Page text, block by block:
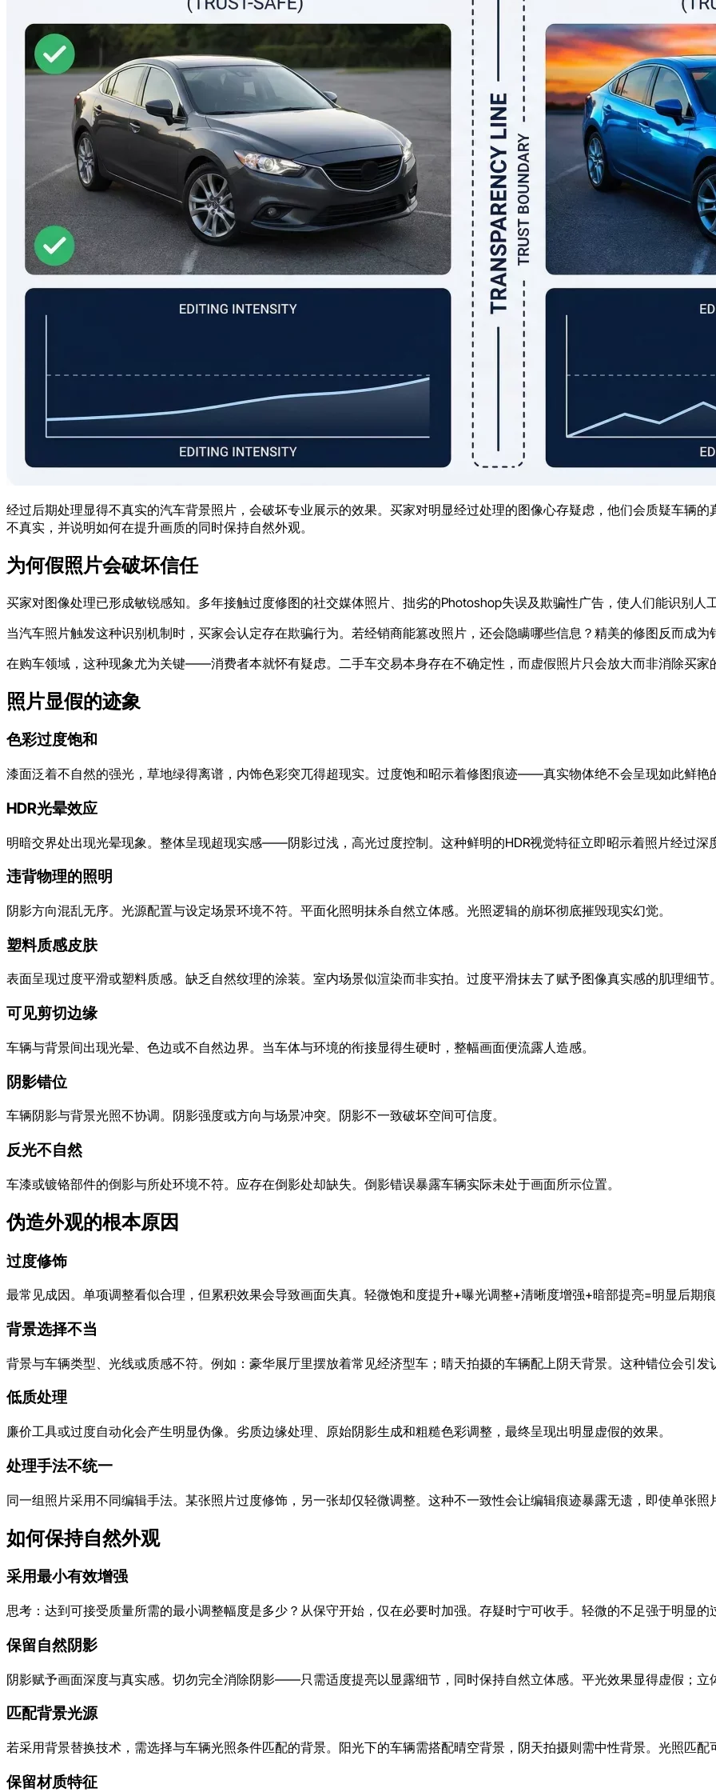
经过后期处理显得不真实的汽车背景照片，会破坏专业展示的效果。买家对明显经过处理的图像心存疑虑，他们会质疑车辆
不真实，并说明如何在提升画质的同时保持自然外观。
为何假照片会破坏信任
买家对图像处理已形成敏锐感知。多年接触过度修图的社交媒体照片、拙劣的Photoshop失误及欺骗性广告，使人们能识别人
当汽车照片触发这种识别机制时，买家会认定存在欺骗行为。若经销商能篡改照片，还会隐瞒哪些信息？精美的修图反而成为
在购车领域，这种现象尤为关键——消费者本就怀有疑虑。二手车交易本身存在不确定性，而虚假照片只会放大而非消除买家
照片显假的迹象
色彩过度饱和
漆面泛着不自然的强光，草地绿得离谱，内饰色彩突兀得超现实。过度饱和昭示着修图痕迹——真实物体绝不会呈现如此鲜艳
HDR光晕效应
明暗交界处出现光晕现象。整体呈现超现实感——阴影过浅，高光过度控制。这种鲜明的HDR视觉特征立即昭示着照片经过深
违背物理的照明
阴影方向混乱无序。光源配置与设定场景环境不符。平面化照明抹杀自然立体感。光照逻辑的崩坏彻底摧毁现实幻觉。
塑料质感皮肤
表面呈现过度平滑或塑料质感。缺乏自然纹理的涂装。室内场景似渲染而非实拍。过度平滑抹去了赋予图像真实感的肌理细节。
可见剪切边缘
车辆与背景间出现光晕、色边或不自然边界。当车体与环境的衔接显得生硬时，整幅画面便流露人造感。
阴影错位
车辆阴影与背景光照不协调。阴影强度或方向与场景冲突。阴影不一致破坏空间可信度。
反光不自然
车漆或镀铬部件的倒影与所处环境不符。应存在倒影处却缺失。倒影错误暴露车辆实际未处于画面所示位置。
伪造外观的根本原因
过度修饰
最常见成因。单项调整看似合理，但累积效果会导致画面失真。轻微饱和度提升+曝光调整+清晰度增强+暗部提亮=明显后期痕
背景选择不当
背景与车辆类型、光线或质感不符。例如：豪华展厅里摆放着常见经济型车；晴天拍摄的车辆配上阴天背景。这种错位会引发
低质处理
廉价工具或过度自动化会产生明显伪像。劣质边缘处理、原始阴影生成和粗糙色彩调整，最终呈现出明显虚假的效果。
处理手法不统一
同一组照片采用不同编辑手法。某张照片过度修饰，另一张却仅轻微调整。这种不一致性会让编辑痕迹暴露无遗，即使单张照
如何保持自然外观
采用最小有效增强
思考：达到可接受质量所需的最小调整幅度是多少？从保守开始，仅在必要时加强。存疑时宁可收手。轻微的不足强于明显的
保留自然阴影
阴影赋予画面深度与真实感。切勿完全消除阴影——只需适度提亮以显露细节，同时保持自然立体感。平光效果显得虚假；立
匹配背景光源
若采用背景替换技术，需选择与车辆光照条件匹配的背景。阳光下的车辆需搭配晴空背景，阴天拍摄则需中性背景。光照匹配
保留材质特征